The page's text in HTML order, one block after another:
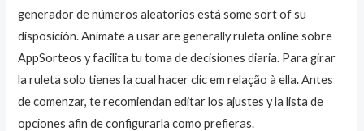
generador de números aleatorios está some sort of su
disposición. Anímate a usar are generally ruleta online sobre
AppSorteos y facilita tu toma de decisiones diaria. Para girar
la ruleta solo tienes la cual hacer clic em relação à ella. Antes
de comenzar, te recomiendan editar los ajustes y la lista de
opciones afin de configurarla como prefieras.